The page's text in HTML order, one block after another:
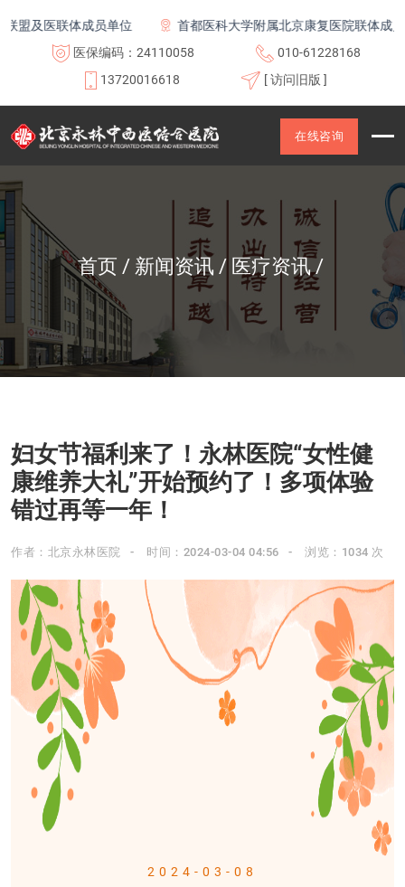
联体成员单位
首都医科大学附属北京康复医院联体成员单位
医保编码：24110058
010-61228168
13720016618
[ 访问旧版 ]
在线咨询
首页 新闻资讯 医疗资讯
妇女节福利来了！永林医院“女性健
康维养大礼”开始预约了！多项体验
错过再等一年！
作者：北京永林医院 时间：2024-03-04 04:56 浏览：1034 次
2024-03-08